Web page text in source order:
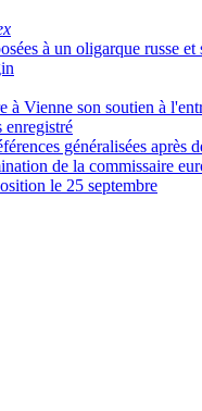
à un oligarque russe et
à Vienne son soutien à
enregistré
généralisées après
de la commissaire
le 25 septembre